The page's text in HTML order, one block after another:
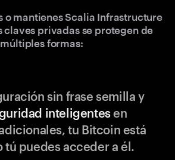
o mantienes Scalia Infrastructure
claves privadas se protegen de
múltiples formas:
sin frase semilla y
inteligentesen
tu Bitcoin está
tú puedes acceder a él.